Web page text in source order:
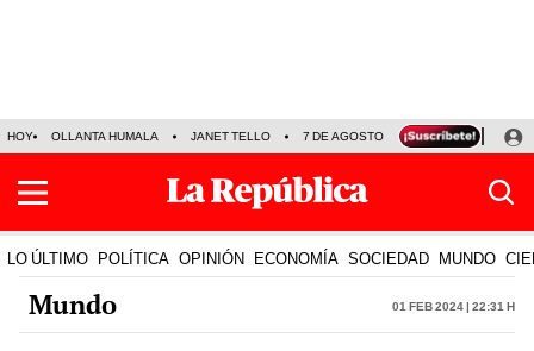
HOY OLLANTA HUMALA JANET TELLO 7 DE AGOSTO TINKA RESULTADOS
LO ÚLTIMO POLÍTICA OPINIÓN ECONOMÍA SOCIEDAD MUNDO
Mundo 01 Feb 2024 | 22:31 h